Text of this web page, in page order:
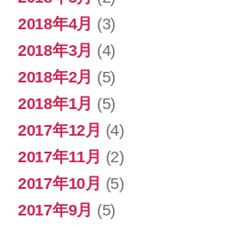
2018年4月 (3)
2018年3月 (4)
2018年2月 (5)
2018年1月 (5)
2017年12月 (4)
2017年11月 (2)
2017年10月 (5)
2017年9月 (5)